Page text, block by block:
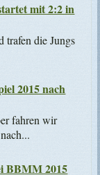
mit 2:2 in
trafen die Jungs
2015 nach
fahren wir
BBMM 2015